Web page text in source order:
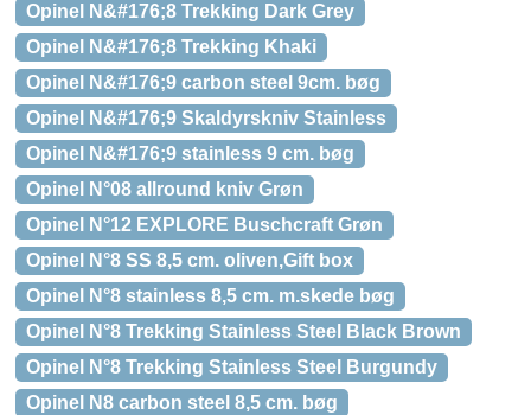
Opinel N&#176;8 Trekking Dark Grey
Opinel N&#176;8 Trekking Khaki
Opinel N&#176;9 carbon steel 9cm. bøg
Opinel N&#176;9 Skaldyrskniv Stainless
Opinel N&#176;9 stainless 9 cm. bøg
Opinel N°08 allround kniv Grøn
Opinel N°12 EXPLORE Buschcraft Grøn
Opinel N°8 SS 8,5 cm. oliven,Gift box
Opinel N°8 stainless 8,5 cm. m.skede bøg
Opinel N°8 Trekking Stainless Steel Black Brown
Opinel N°8 Trekking Stainless Steel Burgundy
Opinel N8 carbon steel 8,5 cm. bøg